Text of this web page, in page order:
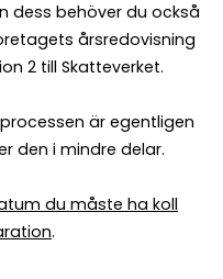
dess behöver du också
årsredovisning
2 till Skatteverket.
är egentligen
den i mindre delar.
du måste ha koll
.